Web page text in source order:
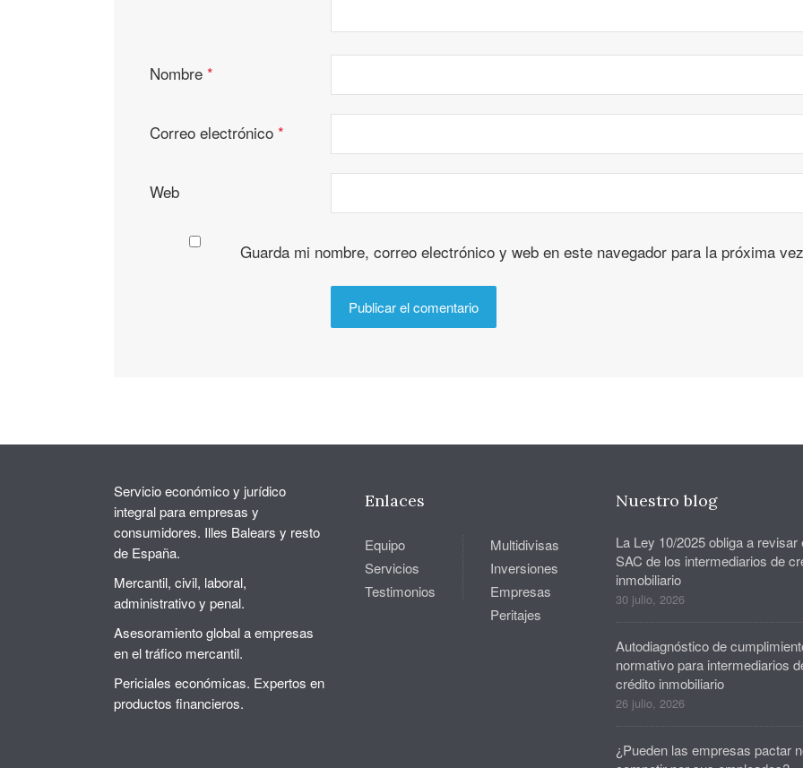
Nombre *
Correo electrónico *
Web
Guarda mi nombre, correo electrónico y web en este navegador para la próxima
Servicio económico y jurídico
integral para empresas y
consumidores. Illes Balears y resto
de España.
Mercantil, civil, laboral,
administrativo y penal.
Asesoramiento global a empresas
en el tráfico mercantil.
Periciales económicas. Expertos en
productos financieros.
Enlaces
Equipo
Servicios
Testimonios
Multidivisas
Inversiones
Empresas
Peritajes
Nuestro blog
La Ley 10/2025 obliga a revisar
SAC de los intermediarios de
inmobiliario
30 julio, 2026
Autodiagnóstico de
normativo para intermediarios
crédito inmobiliario
26 julio, 2026
¿Pueden las empresas pactar